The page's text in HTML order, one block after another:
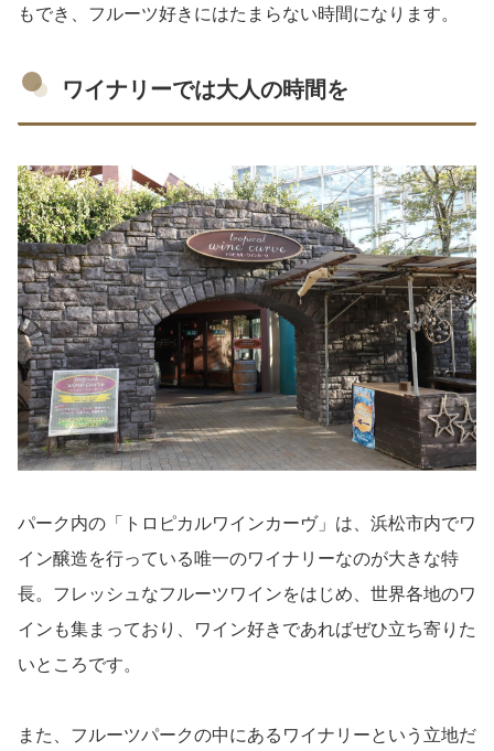
もでき、フルーツ好きにはたまらない時間になります。
ワイナリーでは大人の時間を
パーク内の「トロピカルワインカーヴ」は、浜松市内でワ
イン醸造を行っている唯一のワイナリーなのが大きな特
長。フレッシュなフルーツワインをはじめ、世界各地のワ
インも集まっており、ワイン好きであればぜひ立ち寄りた
いところです。
また、フルーツパークの中にあるワイナリーという立地だ